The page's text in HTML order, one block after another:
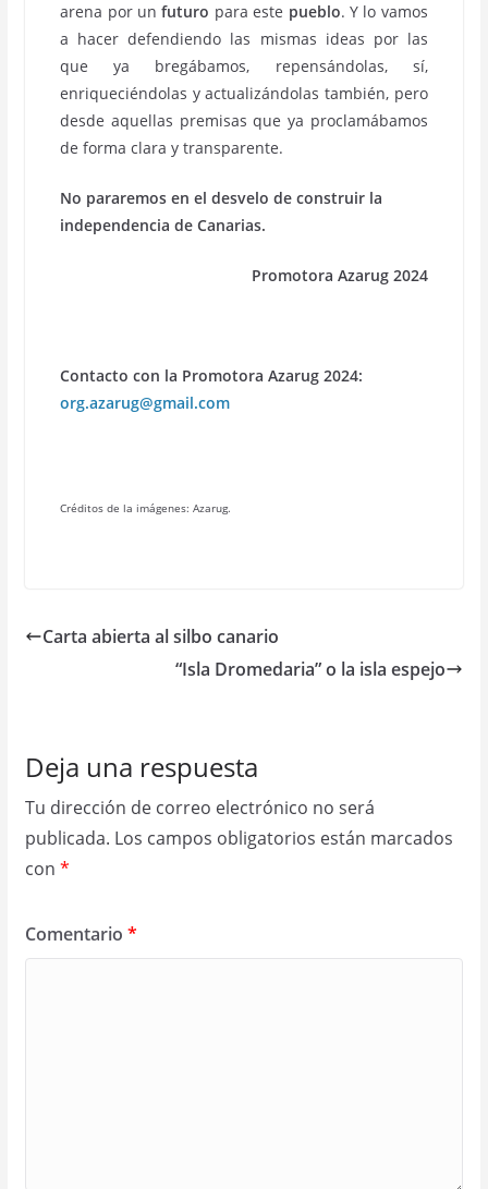
arena por unfuturo para este pueblo. Y lo vamos
a hacer defendiendo las mismas ideas por las
que ya bregábamos, repensándolas, sí,
enriqueciéndolas y actualizándolas también, pero
desde aquellas premisas que ya proclamábamos
de forma clara y transparente.
No pararemos en el desvelo de construir la
independencia de Canarias.
Promotora Azarug 2024
Contacto con la Promotora Azarug 2024:
org.azarug@gmail.com
Créditos de la imágenes: Azarug.
Carta abierta al silbo canario
“Isla Dromedaria” o la isla espejo
Deja una respuesta
Tu dirección de correo electrónico no será
publicada. Los campos obligatorios están marcados
con *
Comentario *